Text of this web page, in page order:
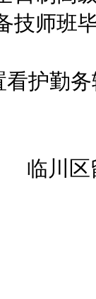
技师班
勤务
川区留